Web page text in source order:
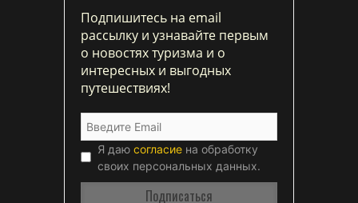
Подпишитесь на email
рассылку и узнавайте первым
о новостях туризма и о
интересных и выгодных
путешествиях!
Я даю согласие на обработку
своих персональных данных.